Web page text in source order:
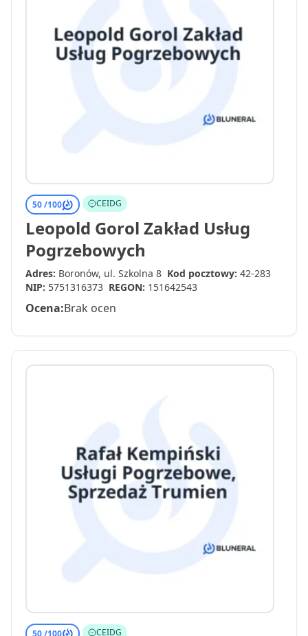
50 /100 CEIDG
Leopold Gorol Zakład Usług
Pogrzebowych
Adres: Boronów, ul. Szkolna 8 Kod pocztowy: 42-283
NIP: 5751316373 REGON: 151642543
Ocena:Brak ocen
50 /100 CEIDG